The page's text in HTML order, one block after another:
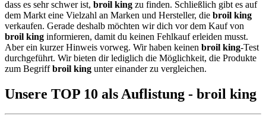
dass es sehr schwer ist, broil king zu finden. Schließlich gibt es auf
dem Markt eine Vielzahl an Marken und Hersteller, die broil king
verkaufen. Gerade deshalb möchten wir dich vor dem Kauf von
broil king informieren, damit du keinen Fehlkauf erleiden musst.
Aber ein kurzer Hinweis vorweg. Wir haben keinen broil king-Test
durchgeführt. Wir bieten dir lediglich die Möglichkeit, die Produkte
zum Begriffbroil king unter einander zu vergleichen.
Unsere TOP 10 als Auflistung - broil king